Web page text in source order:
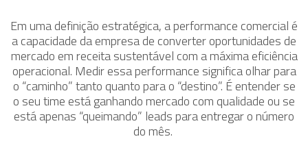
Em uma definição estratégica, a performance comercial é
a capacidade da empresa de converter oportunidades de
mercado em receita sustentável com a máxima eficiência
operacional. Medir essa performance significa olhar para
o “caminho” tanto quanto para o “destino”. É entender se
o seu time está ganhando mercado com qualidade ou se
está apenas “queimando” leads para entregar o número
do mês.